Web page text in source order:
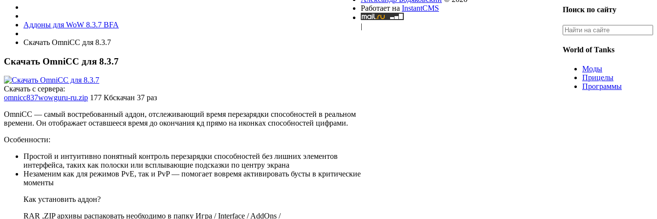
Аддоны для WoW 8.3.7 BFA
Скачать OmniCC для 8.3.7
Скачать OmniCC для 8.3.7
Скачать с сервера:
omnicc837wowguru-ru.zip 177 Кбскачан 37 раз
OmniCC — самый востребованный аддон, отслеживающий время перезарядки способностей в реальном
времени. Он отображает оставшееся время до окончания кд прямо на иконках способностей цифрами.
Особенности:
Простой и интуитивно понятный контроль перезарядки способностей без лишних элементов
интерфейса, таких как полоски или всплывающие подсказки по центру экрана
Незаменим как для режимов PvE, так и PvP — помогает вовремя активировать бусты в критические
моменты
Как установить аддон?
RAR ,ZIP архивы распаковать необходимо в папку Игра / Interface / AddOns /
Поиск по сайту
World of Tanks
Моды
Прицелы
Программы
Работает на InstantCMS
|